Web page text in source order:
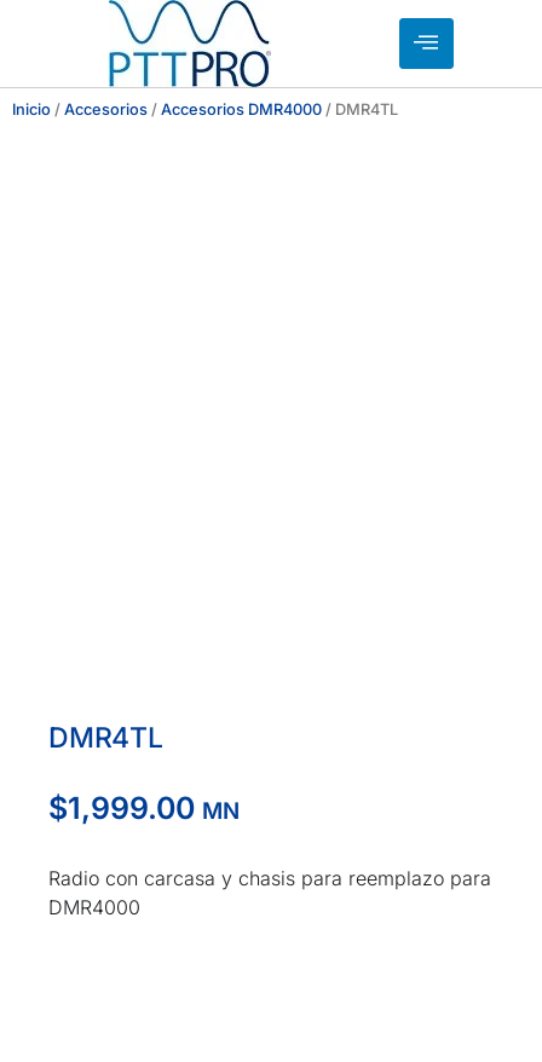
Inicio / Accesorios / Accesorios DMR4000 / DMR4TL
DMR4TL
$1,999.00 MN
Radio con carcasa y chasis para reemplazo para
DMR4000